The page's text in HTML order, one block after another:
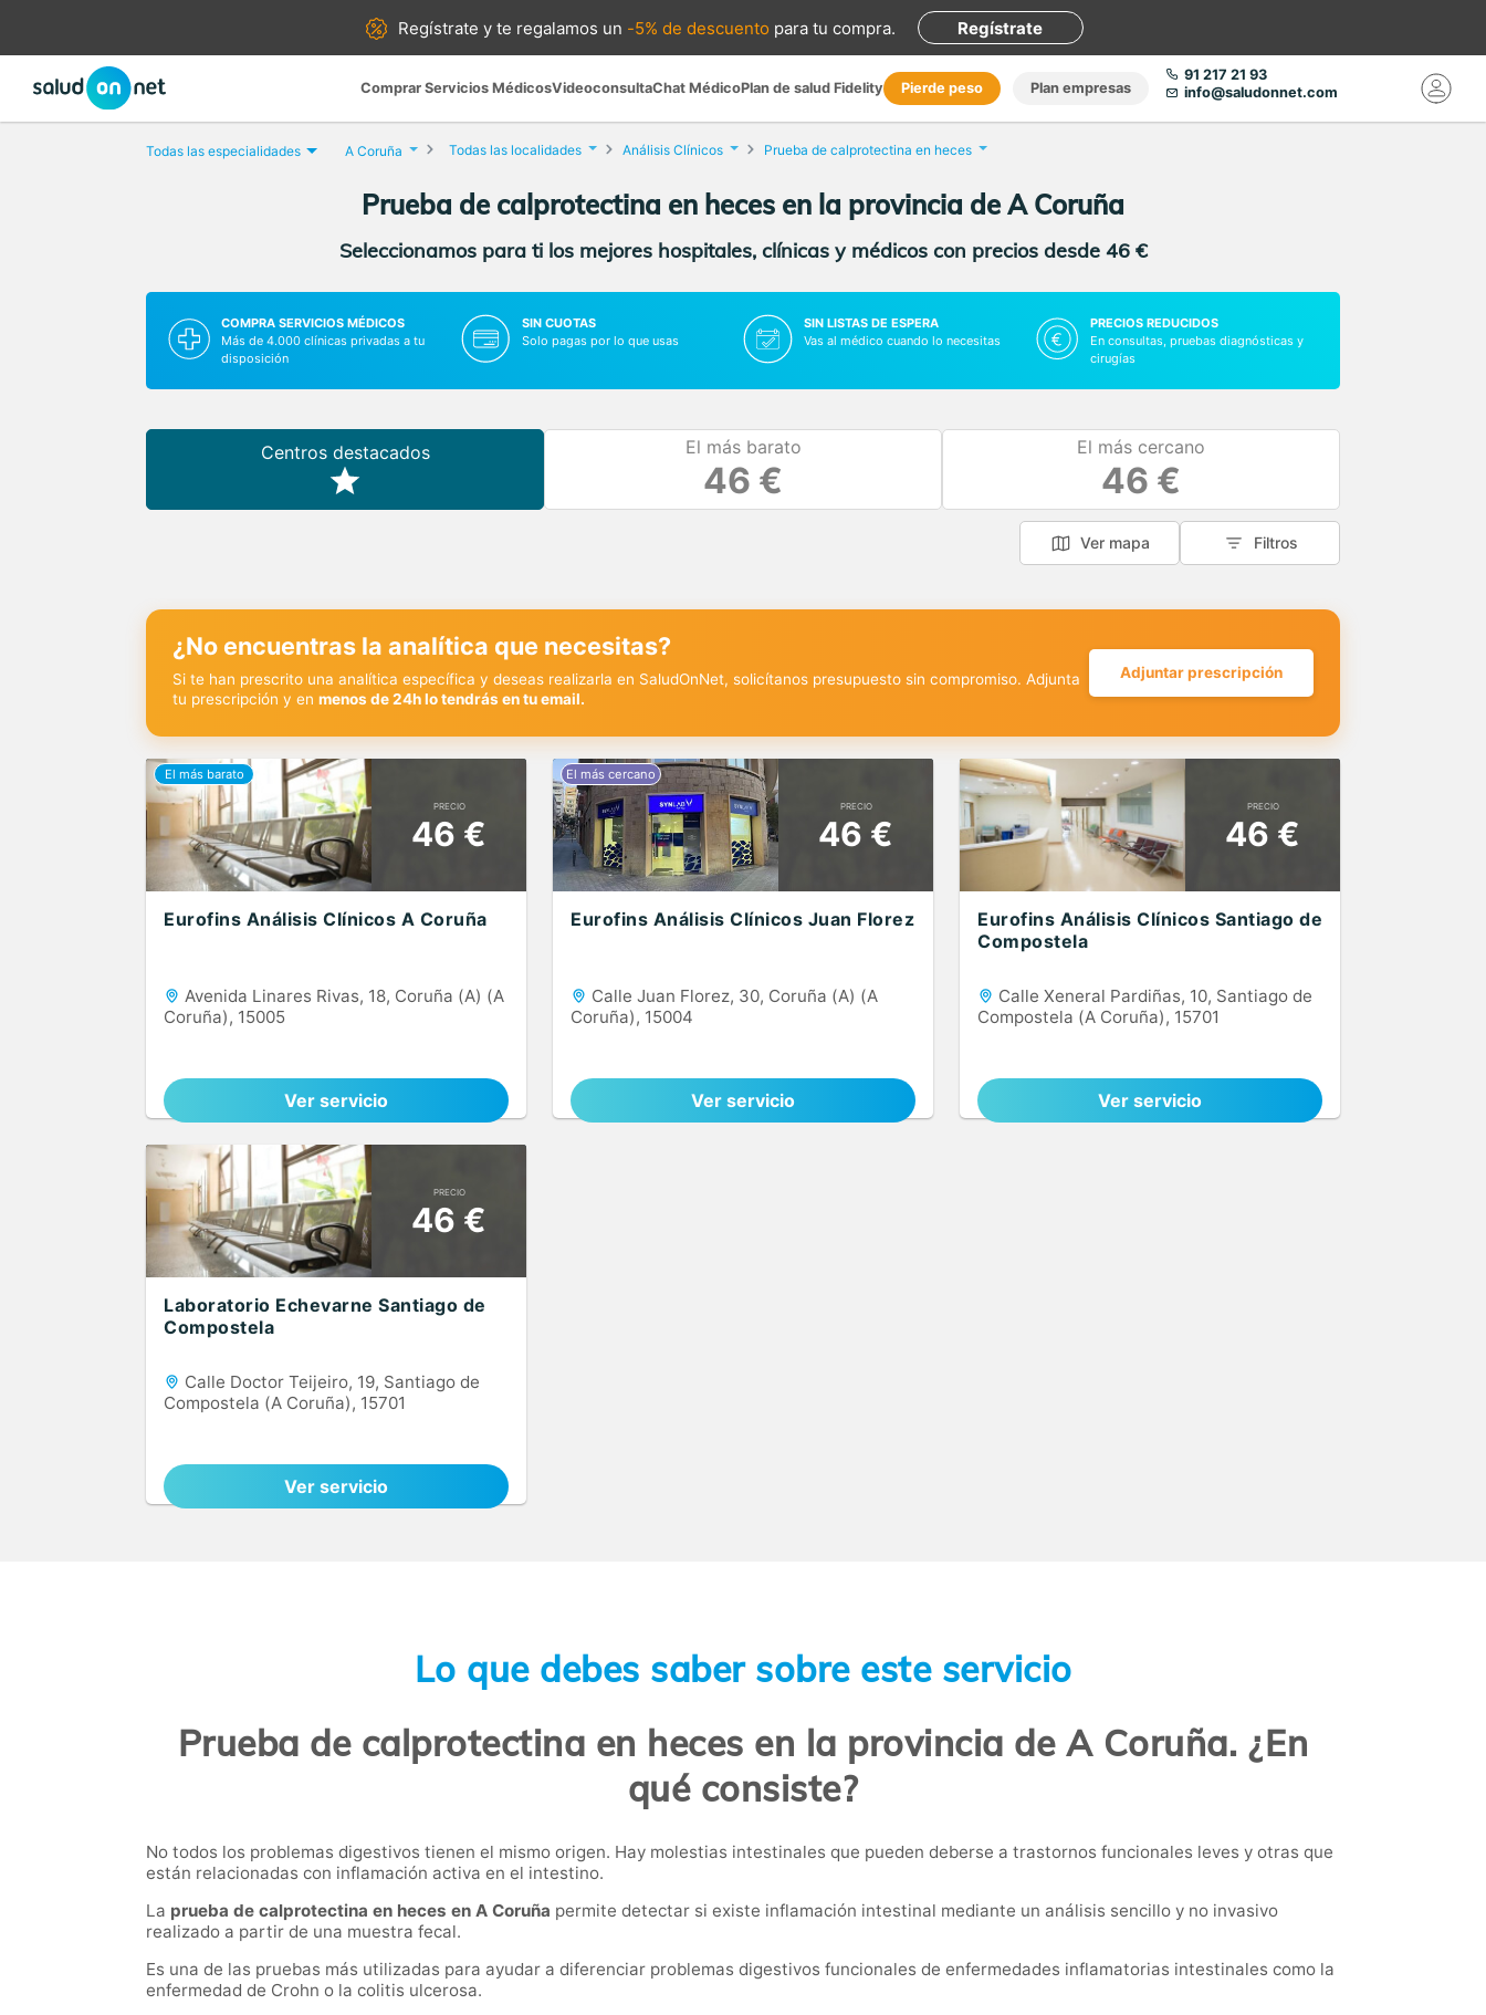
Regístrate yte regalamos un -5% de descuento para tu compra. Regístrate
Comprar Servicios MédicosVideoconsultaChat MédicoPlan de salud Fidelity Pierde peso Plan empresas
91 217 21 93
info@saludonnet.com
Todas las especialidades A Coruña Todas las localidades Análisis Clínicos Prueba de calprotectina en heces
Prueba de calprotectina en heces en la provincia de A Coruña
Seleccionamos para ti los mejores hospitales, clínicas y médicos con precios desde 46 €
COMPRA SERVICIOS MÉDICOS
Más de 4.000 clínicas privadas a tu
disposición
SIN CUOTAS
Solo pagas por lo que usas
SIN LISTAS DE ESPERA
Vas al médico cuando lo necesitas
PRECIOS REDUCIDOS
En consultas, pruebas diagnósticas y
cirugías
Centros destacados El más barato
46 €
El más cercano
46 €
Ver mapa Filtros
¿No encuentras la analítica que necesitas?
Si te han prescrito una analítica específica y deseas realizarla en SaludOnNet, solicítanos presupuesto sin compromiso. Adjunta
tu prescripción y en menos de 24h lo tendrás en tu email.
Adjuntar prescripción
PRECIO
46 €
Eurofins Análisis Clínicos A Coruña
Avenida Linares Rivas, 18, Coruña (A) (A
Coruña), 15005
Ver servicio
PRECIO
46 €
Eurofins Análisis Clínicos Juan Florez
Calle Juan Florez, 30, Coruña (A) (A
Coruña), 15004
Ver servicio
PRECIO
46 €
Eurofins Análisis Clínicos Santiago de
Compostela
Calle Xeneral Pardiñas, 10, Santiago de
Compostela (A Coruña), 15701
Ver servicio
PRECIO
46 €
Laboratorio Echevarne Santiago de
Compostela
Calle Doctor Teijeiro, 19, Santiago de
Compostela (A Coruña), 15701
Ver servicio
Lo que debes saber sobre este servicio
Prueba de calprotectina en heces en la provincia de A Coruña. ¿En
qué consiste?
No todos los problemas digestivos tienen el mismo origen. Hay molestias intestinales que pueden deberse a trastornos funcionales leves y otras que
están relacionadas con inflamación activa en el intestino.
La prueba de calprotectina en heces en A Coruña permite detectar si existe inflamación intestinal mediante un análisis sencillo y no invasivo
realizado a partir de una muestra fecal.
Es una de las pruebas más utilizadas para ayudar a diferenciar problemas digestivos funcionales de enfermedades inflamatorias intestinales como la
enfermedad de Crohn o la colitis ulcerosa.